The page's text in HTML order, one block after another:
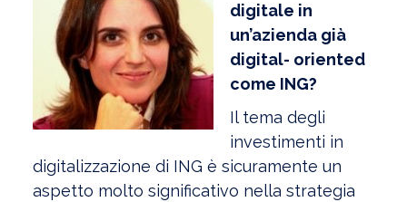
digitale in
un’azienda già
digital- oriented
come ING?
Il tema degli
investimenti in
digitalizzazione di ING è sicuramente un
aspetto molto significativo nella strategia